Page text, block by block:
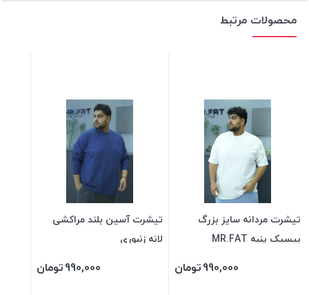
محصولات مرتبط
تیشرت مردانه سایز بزرگ
بیسیک پنبه MR.FAT
990,000تومان
تیشرت آسین بلند مراکشی
لانه زنبوری
990,000تومان